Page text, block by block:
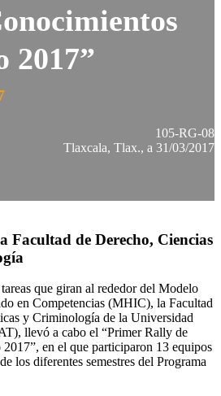
2017”
105-RG-08
Tlaxcala, Tlax., a 31/03/2017
Facultad de Derecho, Ciencias
que giran al rededor del Modelo
en Competencias (MHIC), la Facultad
y Criminología de la Universidad
llevó a cabo el “Primer Rally de
en el que participaron 13 equipos
los diferentes semestres del Programa